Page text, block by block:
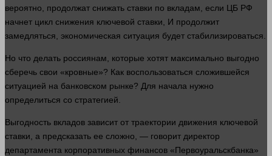
вероятно , продолжат снижать ставки по вкладам, если ЦБ РФ
начнет цикл снижения ключевой ставки, И продолжит
замедляться, экономическая ситуация будет стабилизироваться.
Но что делать россиянам, которые хотят максимально выгодно
сберечь свои «кровные»? Как воспользоваться сложившейся
ситуацией на банковском рынке? Для начала нужно
определиться со стратегией.
Выгодность вкладов зависит от траектории движения ключевой
ставки, а предсказать ее сложно, — говорит директор
департамента корпоративных финансов «Первоуральскбанка»